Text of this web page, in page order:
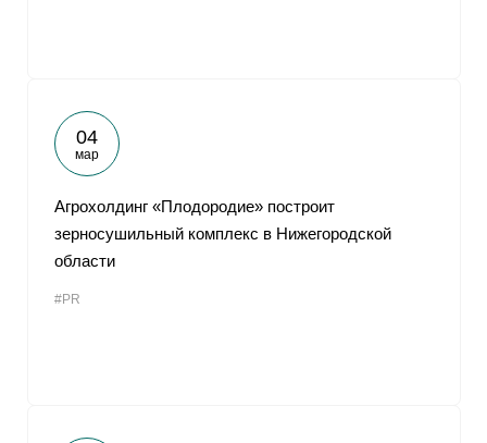
04
мар
Агрохолдинг «Плодородие» построит
зерносушильный комплекс в Нижегородской
области
#PR